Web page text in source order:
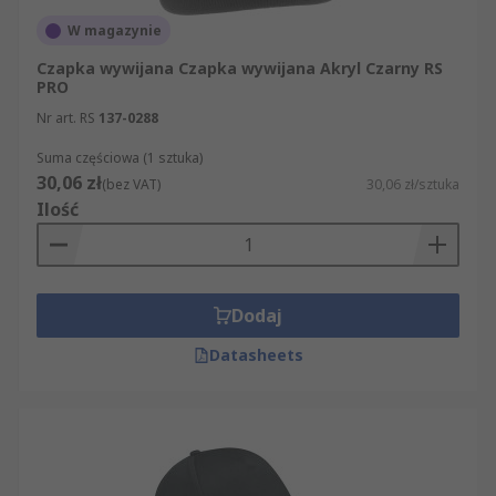
W magazynie
Czapka wywijana Czapka wywijana Akryl Czarny RS
PRO
Nr art. RS 137-0288
Suma częściowa (1 sztuka)
30,06 zł(bez VAT) 30,06 zł/sztuka
Ilość
Dodaj
Datasheets